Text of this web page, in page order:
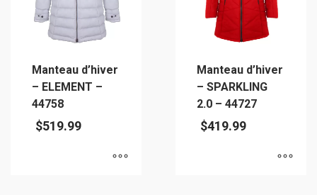
Manteau d’hiver
– ELEMENT –
44758
$519.99
Manteau d’hiver
– SPARKLING
2.0 – 44727
$419.99